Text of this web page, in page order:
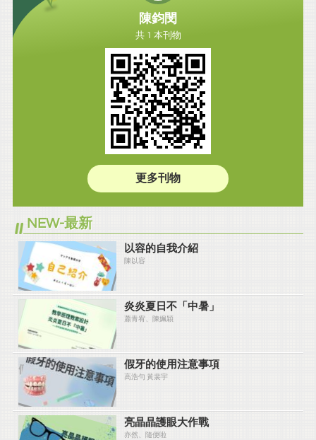
陳鈞閔
共 1 本刊物
更多刊物
NEW-最新
以容的自我介紹
陳以容
炎炎夏⽇不「中暑」
蕭青宥、陳姵穎
假牙的使用注意事項
高浩勻 黃裴宇
亮晶晶護眼大作戰
亦然、隨便啦